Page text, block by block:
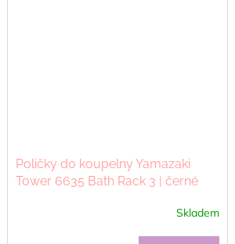
Poličky do koupelny Yamazaki
Tower 6635 Bath Rack 3 | černé
Skladem